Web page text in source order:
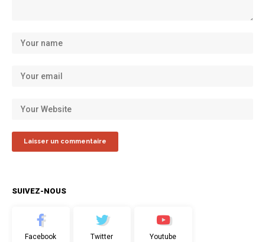
SUIVEZ-NOUS
Facebook Twitter Youtube